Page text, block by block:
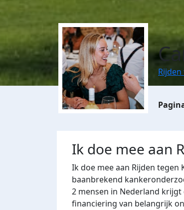
Ik doe mee aan
Ik doe mee aan Rijden
baanbrekend
2 mensen in Nederland krijgt
financiering van belangrijk